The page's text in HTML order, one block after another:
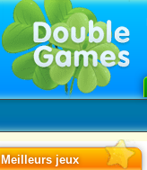
Meilleurs jeux